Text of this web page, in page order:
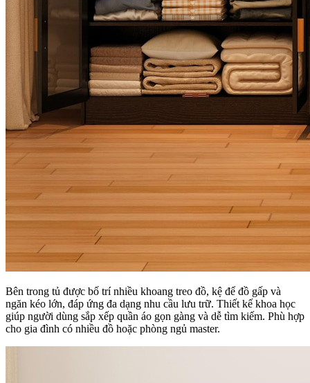
Bên trong tủ được bố trí nhiều khoang treo đồ, kệ để đồ gấp và
ngăn kéo lớn, đáp ứng đa dạng nhu cầu lưu trữ. Thiết kế khoa học
giúp người dùng sắp xếp quần áo gọn gàng và dễ tìm kiếm. Phù hợp
cho gia đình có nhiều đồ hoặc phòng ngủ master.